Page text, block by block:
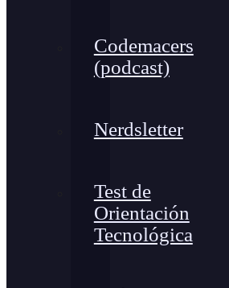
Codemacers
(podcast)
Nerdsletter
Test de
Orientación
Tecnológica